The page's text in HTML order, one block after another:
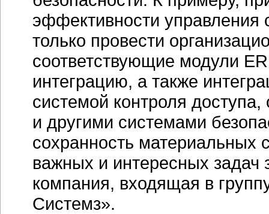
эффективности управления
только провести
соответствующие модули
интеграцию, а также
системой контроля
и другими системами
сохранность материальных
важных и интересных задач
компания, входящая в
Системз».